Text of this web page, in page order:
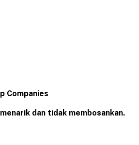
Companies
dan tidak membosankan.